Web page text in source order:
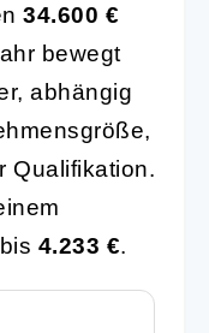
34.600 €
bewegt
abhängig
Qualifikation.
bis 4.233 €.